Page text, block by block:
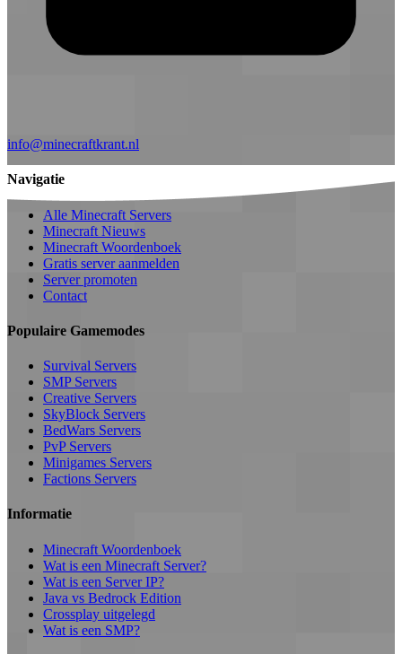
info@minecraftkrant.nl
Navigatie
Alle Minecraft Servers
Minecraft Nieuws
Minecraft Woordenboek
Gratis server aanmelden
Server promoten
Contact
Populaire Gamemodes
Survival Servers
SMP Servers
Creative Servers
SkyBlock Servers
BedWars Servers
PvP Servers
Minigames Servers
Factions Servers
Informatie
Minecraft Woordenboek
Wat is een Minecraft Server?
Wat is een Server IP?
Java vs Bedrock Edition
Crossplay uitgelegd
Wat is een SMP?